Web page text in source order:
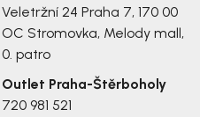
Veletržní 24 Praha 7, 170 00
OC Stromovka, Melody mall,
0. patro
Outlet Praha-Štěrboholy
720 981 521